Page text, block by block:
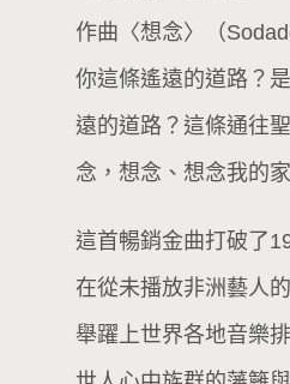
作曲〈想念〉（
你這條遙遠的道路？
遠的道路？這條通往
念，想念、想念我的
這首暢銷金曲打破了
在從未播放非洲藝人
舉躍上世界各地音樂